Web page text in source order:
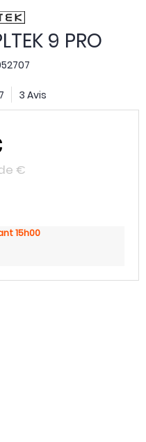
9 PRO
3 Avis
€
15h00